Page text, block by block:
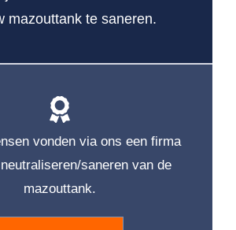
mazouttank te saneren.
vonden via ons een firma
saneren van de
mazouttank.